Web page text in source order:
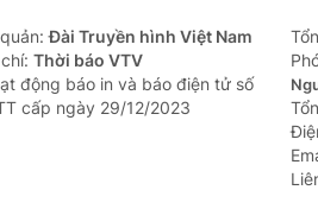
quản:Đài Truyền hình Việt Nam
Thời báo VTV
động báo in và báo điện tử số
cấp ngày 29/12/2023